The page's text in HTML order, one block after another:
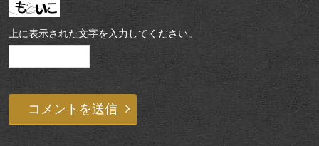
上に表示された文字を入力してください。